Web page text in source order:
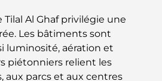
Where Tradition Meets
: Guide des meilleurs cafés
Al Ghaf privilégie une
Les bâtiments sont
luminosité, aération et
piétonniers relient les
aux parcs et aux centres